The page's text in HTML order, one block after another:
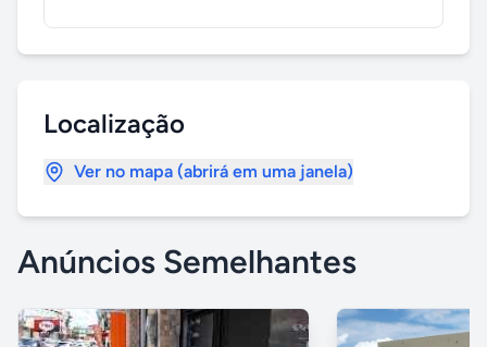
Localização
Ver no mapa (abrirá em uma janela)
Anúncios Semelhantes